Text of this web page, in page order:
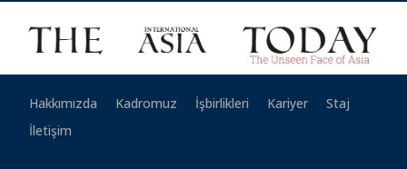
Hakkımızda Kadromuz İşbirlikleri Kariyer
Staj
İletişim